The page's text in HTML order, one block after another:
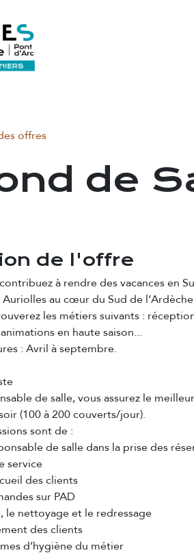
offres
de
de l'offre
à rendre des vacances en
Auriolles au cœur du Sud de
les métiers suivants :
en haute saison...
: Avril à septembre.
de salle, vous assurez le
(100 à 200 couverts/jour).
sont de :
de salle dans la prise des
service
des clients
sur PAD
le nettoyage et le redressage
des clients
d’hygiène du métier